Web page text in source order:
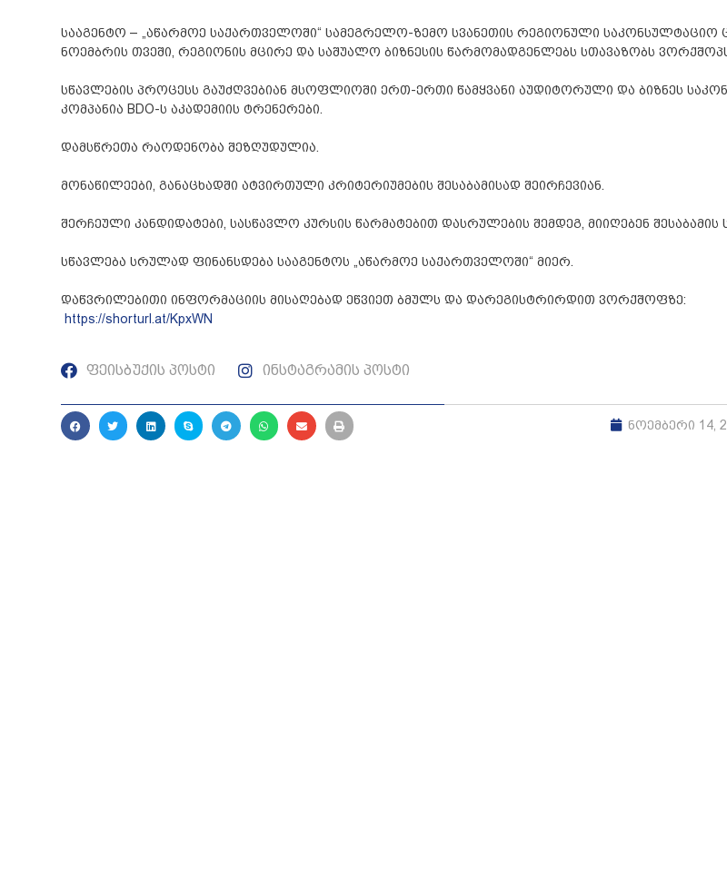
სააგენტო – „აწარმოე საქართველოში“ სამეგრელო-ზემო სვანეთის რეგიონული საკონსულტაციო
ნოემბრის თვეში, რეგიონის მცირე და საშუალო ბიზნესის წარმომადგენლებს სთავაზობს
სწავლების პროცესს გაუძღვებიან მსოფლიოში ერთ-ერთი წამყვანი აუდიტორული და ბიზნეს
კომპანია BDO-ს აკადემიის ტრენერები.
დამსწრეთა რაოდენობა შეზღუდულია.
მონაწილეები, განაცხადში ატვირთული კრიტერიუმების შესაბამისად შეირჩევიან.
შერჩეული კანდიდატები, სასწავლო კურსის წარმატებით დასრულების შემდეგ, მიიღებენ შესაბამის
სწავლება სრულად ფინანსდება სააგენტოს „აწარმოე საქართველოში“ მიერ.
დაწვრილებითი ინფორმაციის მისაღებად ეწვიეთ ბმულს და დარეგისტრირდით ვორქშოფზე:
https://shorturl.at/KpxWN
ფეისბუქის პოსტი ინსტაგრამის პოსტი
ნოემბერი 14,